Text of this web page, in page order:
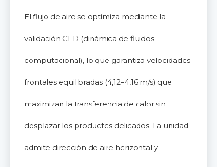
El flujo de aire se optimiza mediante la
validación CFD (dinámica de fluidos
computacional), lo que garantiza velocidades
frontales equilibradas (4,12–4,16 m/s) que
maximizan la transferencia de calor sin
desplazar los productos delicados. La unidad
admite dirección de aire horizontal y